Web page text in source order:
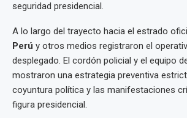
seguridad presidencial.
A lo largo del trayecto hacia el estrado
Perú y otros medios registraron el
desplegado. El cordón policial y el equipo
mostraron una estrategia preventiva
coyuntura política y las manifestaciones
figura presidencial.